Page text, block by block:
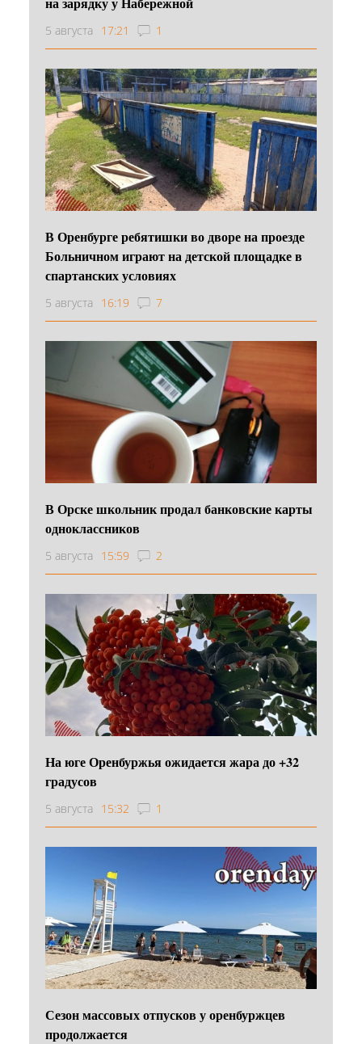
5 августа 17:21 1
В Оренбурге ребятишки во дворе на проезде
Больничном играют на детской площадке в
спартанских условиях
5 августа 16:19 7
В Орске школьник продал банковские карты
одноклассников
5 августа 15:59 2
На юге Оренбуржья ожидается жара до +32
градусов
5 августа 15:32 1
Сезон массовых отпусков у оренбуржцев
продолжается